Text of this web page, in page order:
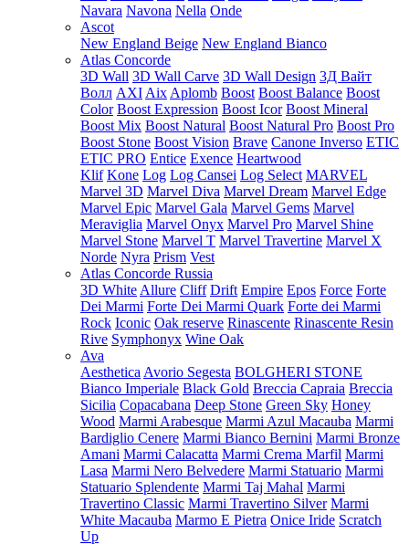
Navara Navona Nella Onde
Ascot
New England Beige New England Bianco
Atlas Concorde
3D Wall 3D Wall Carve 3D Wall Design 3Д Вайт
Волл AXI Aix Aplomb Boost Boost Balance Boost
Color Boost Expression Boost Icor Boost Mineral
Boost Mix Boost Natural Boost Natural Pro Boost Pro
Boost Stone Boost Vision Brave Canone Inverso ETIC
ETIC PRO Entice Exence Heartwood
Klif Kone Log Log Cansei Log Select MARVEL
Marvel 3D Marvel Diva Marvel Dream Marvel Edge
Marvel Epic Marvel Gala Marvel Gems Marvel
Meraviglia Marvel Onyx Marvel Pro Marvel Shine
Marvel Stone Marvel T Marvel Travertine Marvel X
Norde Nyra Prism Vest
Atlas Concorde Russia
3D White Allure Cliff Drift Empire Epos Force Forte
Dei Marmi Forte Dei Marmi Quark Forte dei Marmi
Rock Iconic Oak reserve Rinascente Rinascente Resin
Rive Symphonyx Wine Oak
Ava
Aesthetica Avorio Segesta BOLGHERI STONE
Bianco Imperiale Black Gold Breccia Capraia Breccia
Sicilia Copacabana Deep Stone Green Sky Honey
Wood Marmi Arabesque Marmi Azul Macauba Marmi
Bardiglio Cenere Marmi Bianco Bernini Marmi Bronze
Amani Marmi Calacatta Marmi Crema Marfil Marmi
Lasa Marmi Nero Belvedere Marmi Statuario Marmi
Statuario Splendente Marmi Taj Mahal Marmi
Travertino Classic Marmi Travertino Silver Marmi
White Macauba Marmo E Pietra Onice Iride Scratch
Up